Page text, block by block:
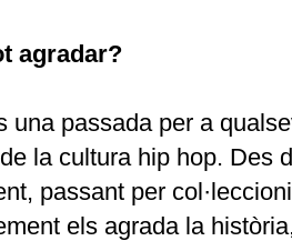
agradar?
una passada per a
la cultura hip hop. Des
passant per
els agrada la